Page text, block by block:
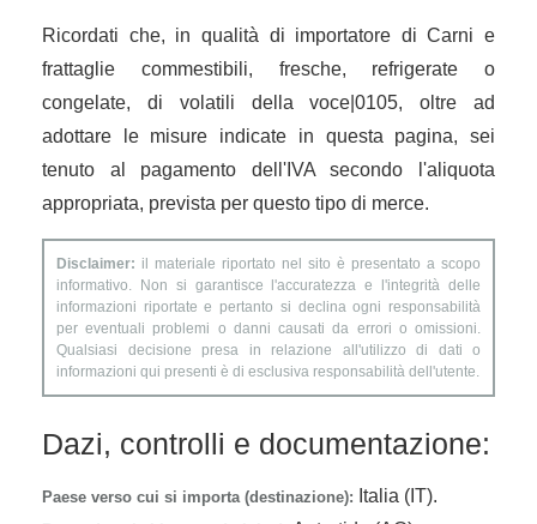
Ricordati che, in qualità di importatore di Carni e
frattaglie commestibili, fresche, refrigerate o
congelate, di volatili della voce|0105, oltre ad
adottare le misure indicate in questa pagina, sei
tenuto al pagamento dell'IVA secondo l'aliquota
appropriata, prevista per questo tipo di merce.
Disclaimer: il materiale riportato nel sito è presentato a scopo
informativo. Non si garantisce l'accuratezza e l'integrità delle
informazioni riportate e pertanto si declina ogni responsabilità
per eventuali problemi o danni causati da errori o omissioni.
Qualsiasi decisione presa in relazione all'utilizzo di dati o
informazioni qui presenti è di esclusiva responsabilità dell'utente.
Dazi, controlli e documentazione:
Paese verso cui si importa (destinazione): Italia (IT).